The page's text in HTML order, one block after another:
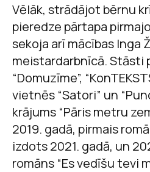
Vēlāk, strādājot bērnu
pieredze pārtapa
sekoja arī mācības Inga
meistardarbnīcā. Stāsti
“Domuzīme”,
vietnēs “Satori” un
krājums “Pāris metru
2019. gadā, pirmais
izdots 2021. gadā, un
romāns “Es vedīšu tevi